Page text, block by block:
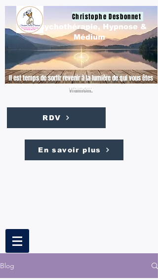
Christophe Desbonnet
Il est temps de sortir revenir à la lumière de qui vous êtes
vraiment.
Psychothérapie, Hypnose &
Médium
RDV
En savoir plus
Blog